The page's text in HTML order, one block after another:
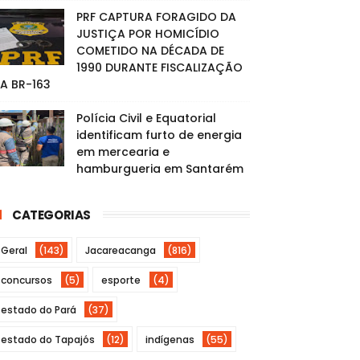
PRF CAPTURA FORAGIDO DA
JUSTIÇA POR HOMICÍDIO
COMETIDO NA DÉCADA DE
1990 DURANTE FISCALIZAÇÃO
BR-163
Polícia Civil e Equatorial
identificam furto de energia
em mercearia e
hamburgueria em Santarém
CATEGORIAS
Geral (143) Jacareacanga (816)
concursos (5) esporte (4)
estado do Pará (37)
estado do Tapajós (12) indígenas (55)